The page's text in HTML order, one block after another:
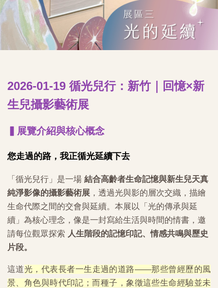
2026-01-19 循光兒行：新竹｜回憶×新
生兒攝影藝術展
▍展覽介紹與核心概念
您走過的路，我正循光延續下去
「循光兒行」是一場 結合高齡者生命記憶與新生兒天真
純淨影像的攝影藝術展 ，透過光與影的層次交織，描繪
生命代際之間的交會與延續。本展以「光的傳承與延
續」為核心理念，像是一封寫給生活與時間的情書，邀
請每位觀眾探索 人生階段的記憶印記、情感共鳴與歷史
片段。
這道光，代表長者一生走過的道路——那些曾經歷的風
景、角色與時代印記；而種子，象徵這些生命經驗並未